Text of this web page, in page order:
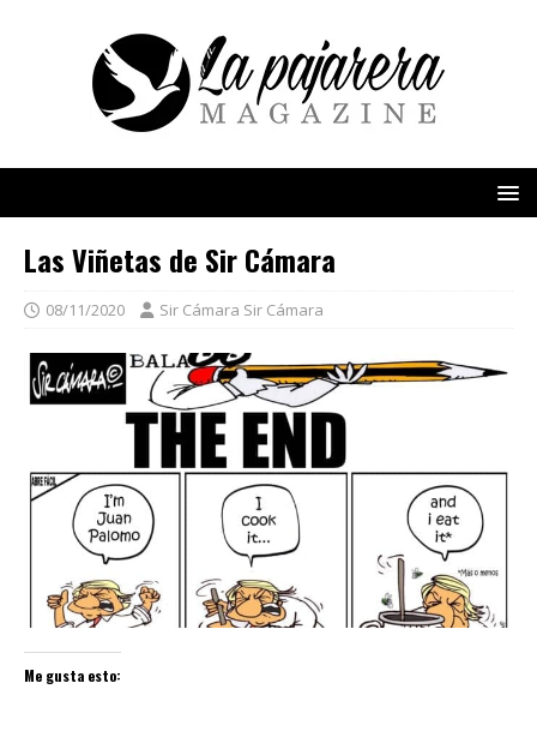
Las Viñetas de Sir Cámara
08/11/2020 Sir Cámara Sir Cámara
Me gusta esto: